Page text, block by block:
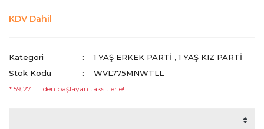
KDV Dahil
Kategori 1 YAŞ ERKEK PARTI ,1 YAŞ KIZ PARTI
Stok Kodu
WVL775MNWTLL
* 59,27 TL den başlayan taksitlerle!